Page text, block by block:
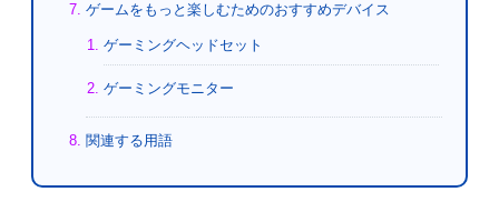
ゲームをもっと楽しむためのおすすめデバイス
ゲーミングヘッドセット
ゲーミングモニター
関連する用語